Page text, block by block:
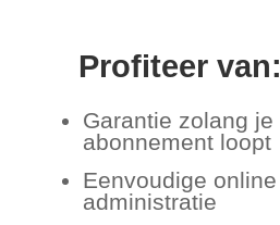
Profiteer van:
Garantie zolang je
abonnement loopt
Eenvoudige online
administratie